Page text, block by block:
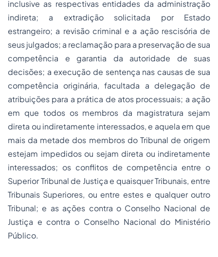
inclusive as respectivas entidades da administração
indireta; a extradição solicitada por Estado
estrangeiro; a revisão criminal e a ação rescisória de
seus julgados; a reclamação para a preservação de sua
competência e garantia da autoridade de suas
decisões; a execução de sentença nas causas de sua
competência originária, facultada a delegação de
atribuições para a prática de atos processuais; a ação
em que todos os membros da magistratura sejam
direta ou indiretamente interessados, e aquela em que
mais da metade dos membros do Tribunal de origem
estejam impedidos ou sejam direta ou indiretamente
interessados; os conflitos de competência entre o
Superior Tribunal de Justiça e quaisquer Tribunais, entre
Tribunais Superiores, ou entre estes e qualquer outro
Tribunal; e as ações contra o Conselho Nacional de
Justiça e contra o Conselho Nacional do Ministério
Público.